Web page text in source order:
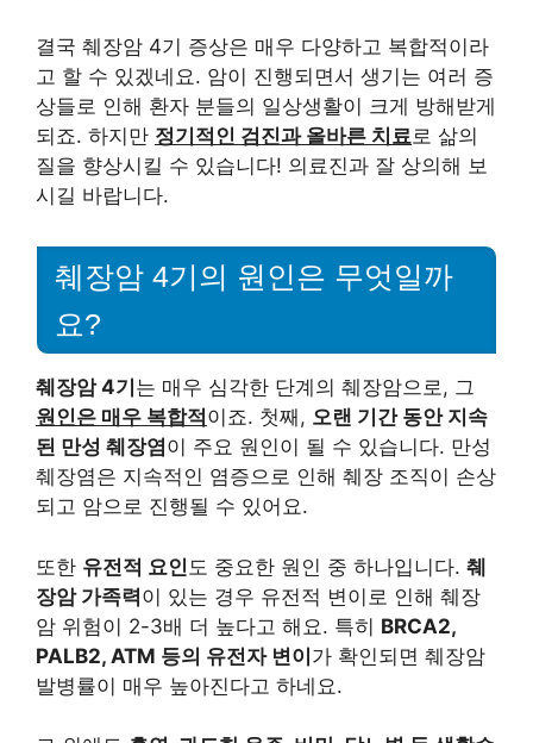
결국 췌장암 4기 증상은 매우 다양하고 복합적이라
고 할 수 있겠네요. 암이 진행되면서 생기는 여러 증
상들로 인해 환자 분들의 일상생활이 크게 방해받게
되죠. 하지만 정기적인 검진과 올바른 치료로 삶의
질을 향상시킬 수 있습니다! 의료진과 잘 상의해 보
시길 바랍니다.
췌장암 4기의 원인은 무엇일까
요?
췌장암 4기 는 매우 심각한 단계의 췌장암으로, 그
원인은 매우 복합적 이죠. 첫째, 오랜 기간 동안 지속
된 만성 췌장염이 주요 원인이 될 수 있습니다. 만성
췌장염은 지속적인 염증으로 인해 췌장 조직이 손상
되고 암으로 진행될 수 있어요.
또한 유전적 요인 도 중요한 원인 중 하나입니다. 췌
장암 가족력이 있는 경우 유전적 변이로 인해 췌장
암 위험이 2-3배 더 높다고 해요. 특히 BRCA2,
PALB2, ATM 등의 유전자 변이가 확인되면 췌장암
발병률이 매우 높아진다고 하네요.